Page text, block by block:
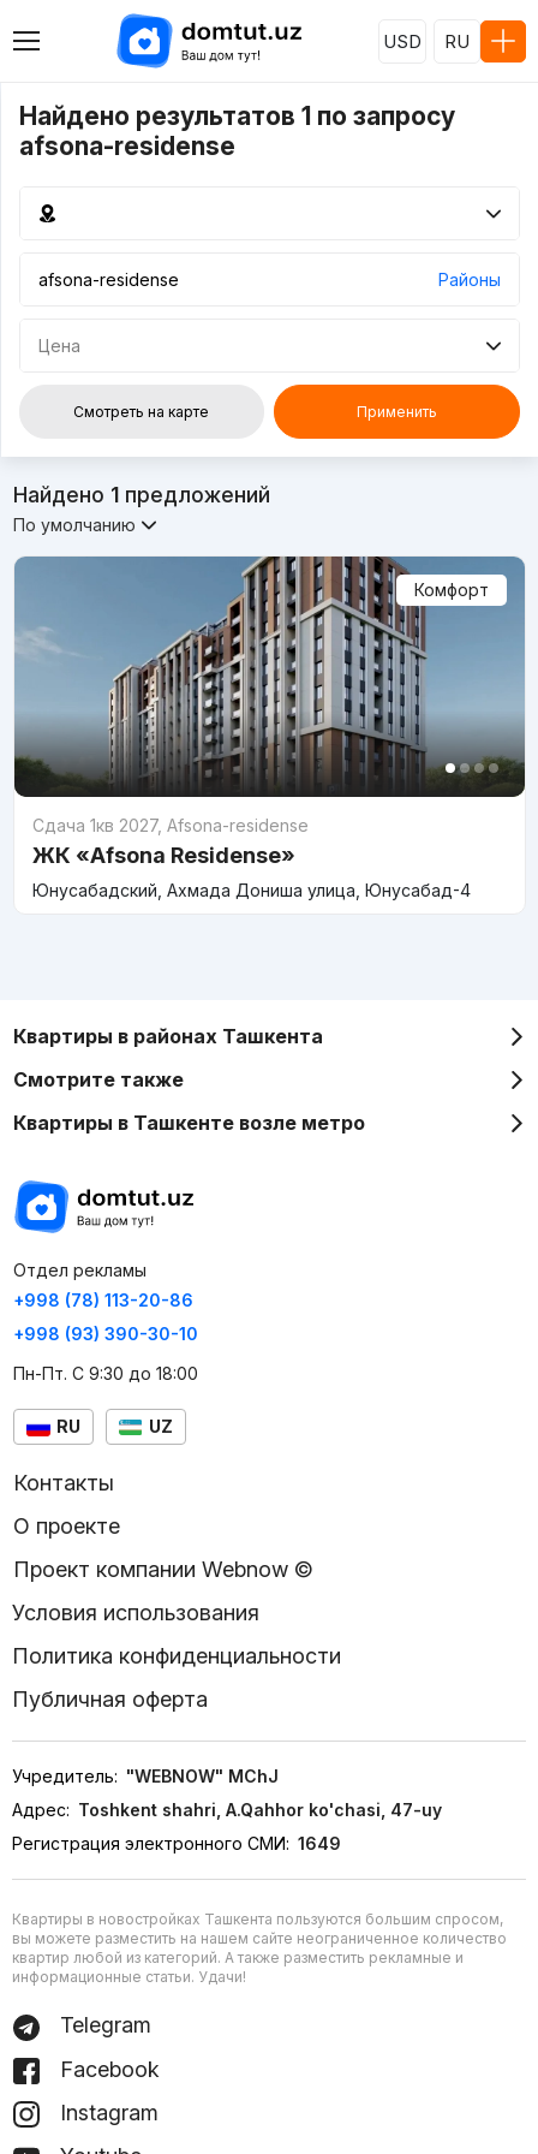
USD RU
Найдено результатов 1 по запросу
afsona-residense
Районы
Цена
Смотреть на карте Применить
Найдено 1предложений
По умолчанию
Комфорт
Сдача 1кв 2027, Afsona-residense
ЖК «Afsona Residense»
Юнусабадский, Ахмада Дониша улица, Юнусабад-4
Квартиры в районах Ташкента
Смотрите также
Квартиры в Ташкенте возле метро
Отдел рекламы
+998 (78) 113-20-86
+998 (93) 390-30-10
Пн-Пт. С 9:30 до 18:00
RU UZ
Контакты
О проекте
Проект компании Webnow ©
Условия использования
Политика конфиденциальности
Публичная оферта
Учредитель: "WEBNOW" MChJ
Адрес: Toshkent shahri, A.Qahhor ko'chasi, 47-uy
Регистрация электронного СМИ: 1649
Квартиры в новостройках Ташкента пользуются большим спросом,
вы можете разместить на нашем сайте неограниченное количество
квартир любой из категорий. А также разместить рекламные и
информационные статьи. Удачи!
Telegram
Facebook
Instagram